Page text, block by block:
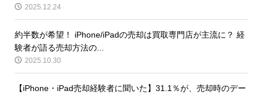
2025.12.24
約半数が希望！ iPhone/iPadの売却は買取専門店が主流に？ 経
験者が語る売却方法の...
2025.10.30
【iPhone・iPad売却経験者に聞いた】31.1％が、売却時のデー